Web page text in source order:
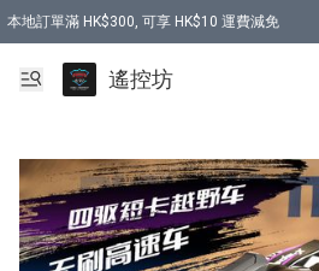
本地訂單滿 HK$300, 可享 HK$10 運費減免
購買 7.6V 6500mah 70C 電池 送 7.6V USB充電器
遙控坊